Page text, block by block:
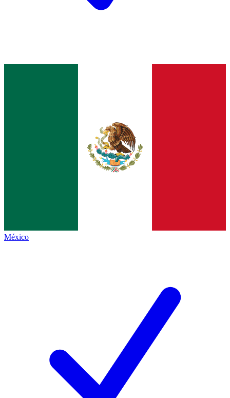
México